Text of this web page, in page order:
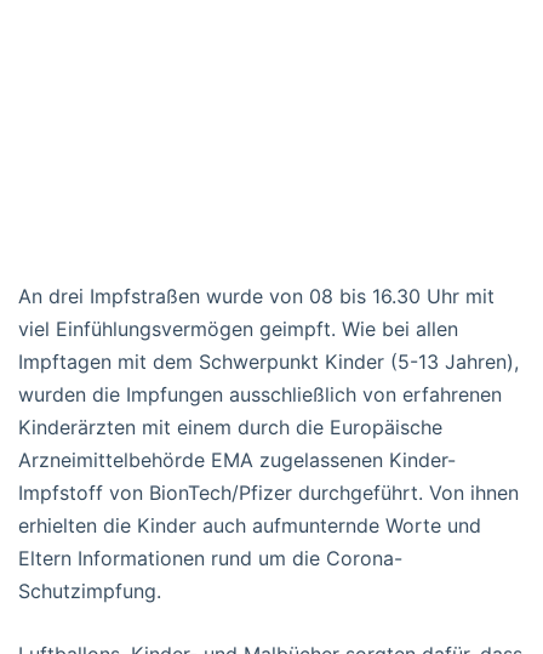
An drei Impfstraßen wurde von 08 bis 16.30 Uhr mit
viel Einfühlungsvermögen geimpft. Wie bei allen
Impftagen mit dem Schwerpunkt Kinder (5-13 Jahren),
wurden die Impfungen ausschließlich von erfahrenen
Kinderärzten mit einem durch die Europäische
Arzneimittelbehörde EMA zugelassenen Kinder-
Impfstoff von BionTech/Pfizer durchgeführt. Von ihnen
erhielten die Kinder auch aufmunternde Worte und
Eltern Informationen rund um die Corona-
Schutzimpfung.